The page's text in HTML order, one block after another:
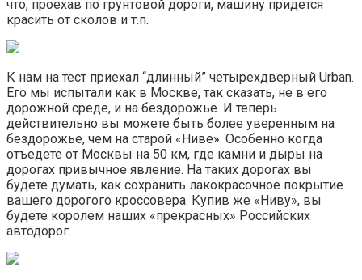
что, проехав по грунтовой дороги, машину придется
красить от сколов и т.п.
К нам на тест приехал “длинный” четырехдверный Urban.
Его мы испытали как в Москве, так сказать, не в его
дорожной среде, и на бездорожье. И теперь
действительно вы можете быть более уверенным на
бездорожье, чем на старой «Ниве». Особенно когда
отъедете от Москвы на 50 км, где камни и дыры на
дорогах привычное явление. На таких дорогах вы
будете думать, как сохранить лакокрасочное покрытие
вашего дорогого кроссовера. Купив же «Ниву», вы
будете королем наших «прекрасных» Российских
автодорог.